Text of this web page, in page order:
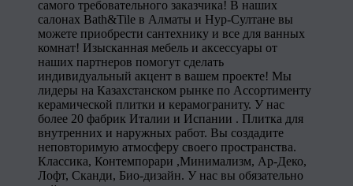
самого требовательного заказчика! В наших
салонах Bath&Tile в Алматы и Нур-Султане вы
можете приобрести сантехнику и все для ванных
комнат! Изысканная мебель и аксессуары от
наших партнеров помогут сделать
индивидуальный акцент в вашем проекте! Мы
лидеры на Казахстанском рынке по Ассортименту
керамической плитки и керамограниту. У нас
более 20 фабрик Италии и Испании . Плитка для
внутренних и наружных работ. Вы создадите
неповторимую атмосферу своего пространства.
Классика, Контемпорари ,Минимализм, Ар-Деко,
Лофт, Сканди, Био-дизайн. У нас вы обязательно